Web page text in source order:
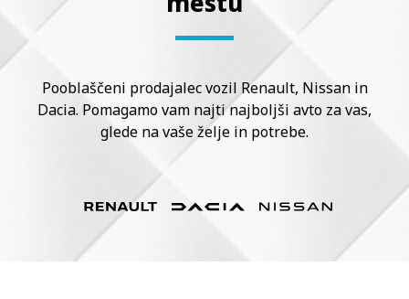
Pooblaščeni prodajalec vozil Renault, Nissan in
Dacia. Pomagamo vam najti najboljši avto za vas,
glede na vaše želje in potrebe.